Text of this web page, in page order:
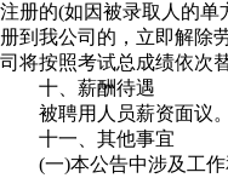
注册的(如因被录取人的单
册到我公司的，立即解除
司将按照考试总成绩依次
十、薪酬待遇
被聘用人员薪资面议。
十一、其他事宜
(一)本公告中涉及工作